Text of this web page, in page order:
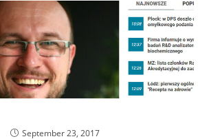
September 23, 2017